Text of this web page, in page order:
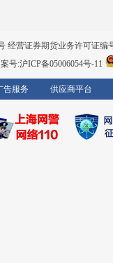
经营证券期货业务许可证编
号:沪ICP备05006054号-11
告服务 供应商平台